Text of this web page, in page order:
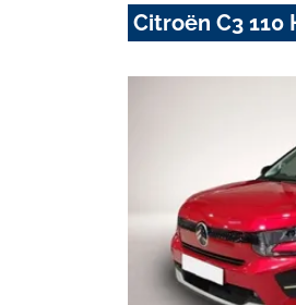
Citroën C3 110